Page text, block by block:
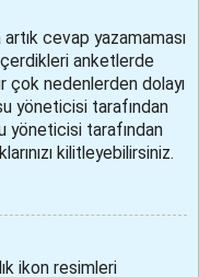
artık cevap yazamaması
anketlerde
çok nedenlerden dolayı
yöneticisi tarafından
yöneticisi tarafından
kilitleyebilirsiniz.
ikon resimleri